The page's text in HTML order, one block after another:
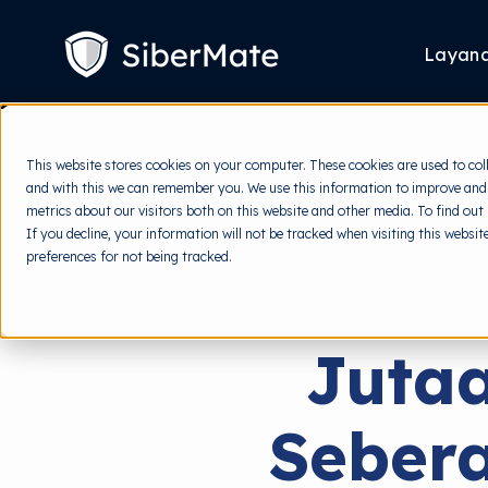
This website stores cookies on your computer. These cookies are used to
and with this we can remember you. We use this information to improve
metrics about our visitors both on this website and other media. To find
If you decline, your information will not be tracked when visiting this
preferences for not being tracked.
CONTENT